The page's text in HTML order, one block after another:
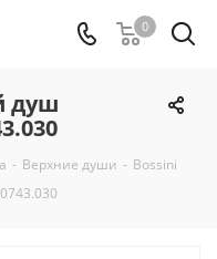
0
душ
- Верхние души - Bossini